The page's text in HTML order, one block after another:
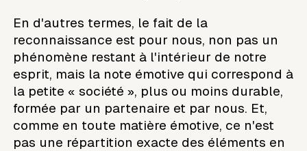
En d'autres termes, le fait de la
reconnaissance est pour nous, non pas un
phénomène restant à l'intérieur de notre
esprit, mais la note émotive qui correspond à
la petite « société », plus ou moins durable,
formée par un partenaire et par nous. Et,
comme en toute matière émotive, ce n'est
pas une répartition exacte des éléments en